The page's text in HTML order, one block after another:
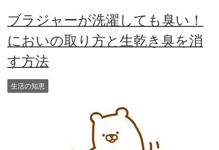
ブラジャーが洗濯しても臭い！
においの取り方と生乾き臭を消
す方法
生活の知恵